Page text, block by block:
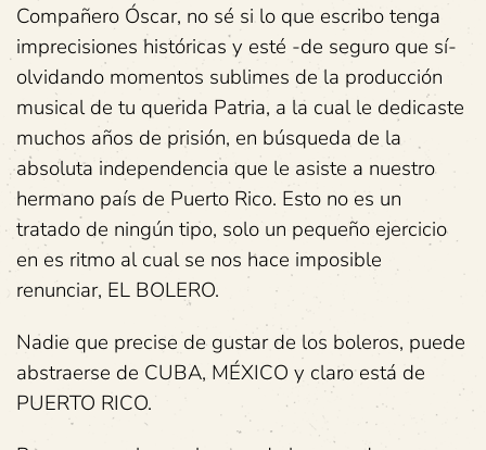
Compañero Óscar, no sé si lo que escribo tenga
imprecisiones históricas y esté -de seguro que sí-
olvidando momentos sublimes de la producción
musical de tu querida Patria, a la cual le dedicaste
muchos años de prisión, en búsqueda de la
absoluta independencia que le asiste a nuestro
hermano país de Puerto Rico. Esto no es un
tratado de ningún tipo, solo un pequeño ejercicio
en es ritmo al cual se nos hace imposible
renunciar, EL BOLERO.
Nadie que precise de gustar de los boleros, puede
abstraerse de CUBA, MÉXICO y claro está de
PUERTO RICO.